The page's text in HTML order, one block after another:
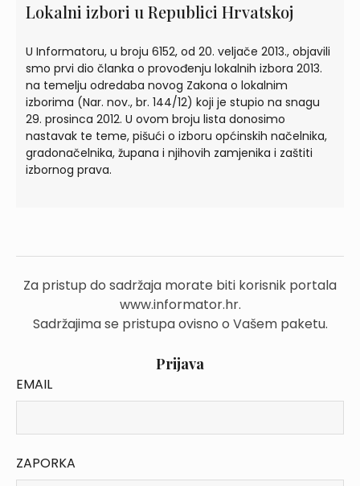
Lokalni izbori u Republici Hrvatskoj
U Informatoru, u broju 6152, od 20. veljače 2013., objavili
smo prvi dio članka o provođenju lokalnih izbora 2013.
na temelju odredaba novog Zakona o lokalnim
izborima (Nar. nov., br. 144/12) koji je stupio na snagu
29. prosinca 2012. U ovom broju lista donosimo
nastavak te teme, pišući o izboru općinskih načelnika,
gradonačelnika, župana i njihovih zamjenika i zaštiti
izbornog prava.
Za pristup do sadržaja morate biti korisnik portala
www.informator.hr.
Sadržajima se pristupa ovisno o Vašem paketu.
Prijava
EMAIL
ZAPORKA